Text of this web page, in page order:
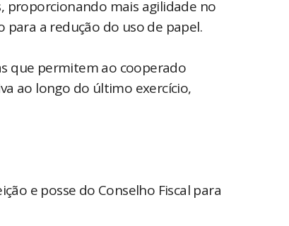
proporcionando mais agilidade no
a redução do uso de papel.
que permitem ao cooperado
ao longo do último exercício,
e posse do Conselho Fiscal para